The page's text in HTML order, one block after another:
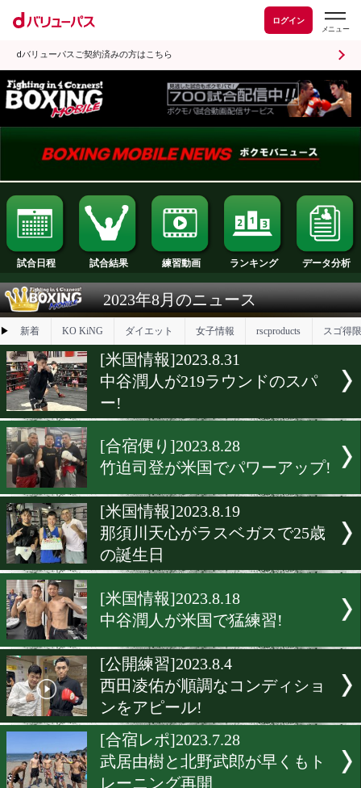
ログイン
dバリューパスご契約済みの方はこちら
試合日程 試合結果 練習動画 ランキング
2023年8月のニュース
▶ 新着 KO KiNG
[米国情報]2023.8.31
中谷潤人が219ラウンドの
[合宿便り]2023.8.28
竹迫司登が米国でパワーア
[米国情報]2023.8.19
那須川天心がラスベガスで
の誕生日
[米国情報]2023.8.18
中谷潤人が米国で猛練習!